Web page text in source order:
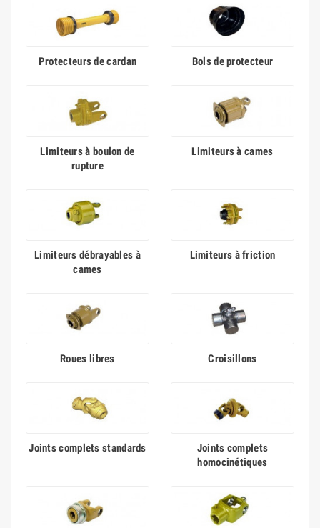
Commandez sur Code Agri.fr, le spécialiste de la vente
Protecteurs de cardan Bols de protecteur
Limiteurs à boulon de
rupture
Limiteurs à cames
Limiteurs débrayables à
cames
Limiteurs à friction
Roues libres Croisillons
Joints complets standards
Joints complets
homocinétiques